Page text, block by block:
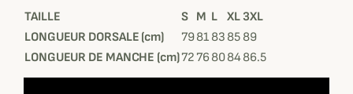
TAILLE S M L XL 3XL
LONGUEUR DORSALE (cm)
7981 83 85 89
LONGUEUR DE MANCHE (cm)72 76 808486.5